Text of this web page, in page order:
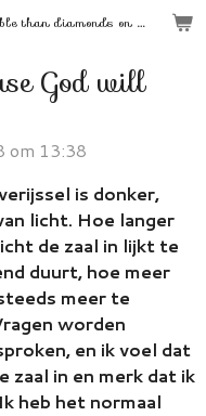
'
I would rather have Roses on my table than diamonds on my neck.'
God will
om 13:38
is donker,
licht. Hoe langer
de zaal in lijkt te
duurt, hoe meer
meer te
worden
en ik voel dat
zaal in en merk dat ik
heb het normaal